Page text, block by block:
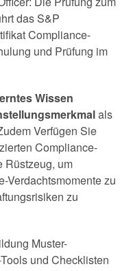
das S&P
Compliance-
und Prüfung im
Wissen
als
Verfügen Sie
Compliance-
Rüstzeug, um
Verdachtsmomente zu
zu
Muster-
und Checklisten